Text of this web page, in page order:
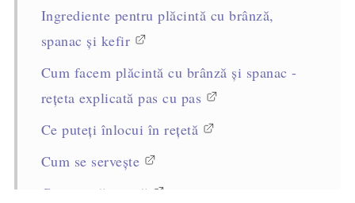
Ingrediente pentru plăcintă cu brânză,
spanac și kefir
Cum facem plăcintă cu brânză și spanac -
rețeta explicată pas cu pas
Ce puteți înlocui în rețetă
Cum se servește
Cum se păstrează